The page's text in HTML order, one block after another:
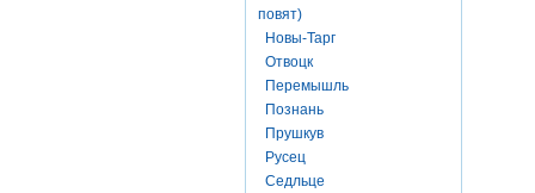
повят)
Новы-Тарг
Отвоцк
Перемышль
Познань
Прушкув
Русец
Седльце